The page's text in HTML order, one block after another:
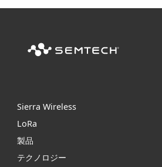
Sierra Wireless
LoRa
製品
テクノロジー